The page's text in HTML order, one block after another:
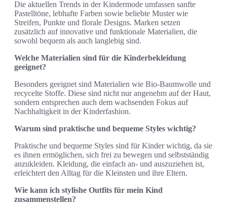
Die aktuellen Trends in der Kindermode umfassen sanfte
Pastelltöne, lebhafte Farben sowie beliebte Muster wie
Streifen, Punkte und florale Designs. Marken setzen
zusätzlich auf innovative und funktionale Materialien, die
sowohl bequem als auch langlebig sind.
Welche Materialien sind für die Kinderbekleidung
geeignet?
Besonders geeignet sind Materialien wie Bio-Baumwolle und
recycelte Stoffe. Diese sind nicht nur angenehm auf der Haut,
sondern entsprechen auch dem wachsenden Fokus auf
Nachhaltigkeit in der Kinderfashion.
Warum sind praktische und bequeme Styles wichtig?
Praktische und bequeme Styles sind für Kinder wichtig, da sie
es ihnen ermöglichen, sich frei zu bewegen und selbstständig
anzukleiden. Kleidung, die einfach an- und auszuziehen ist,
erleichtert den Alltag für die Kleinsten und ihre Eltern.
Wie kann ich stylishe Outfits für mein Kind
zusammenstellen?